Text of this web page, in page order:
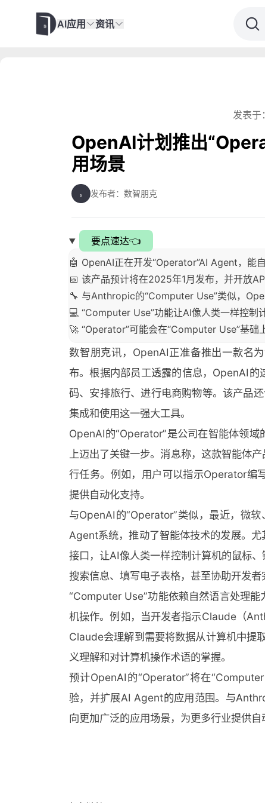
AI应用 资讯
发表于
OpenAI计划推出
用场景
发布者：数智朋克
要点速达👈
🤖 OpenAI正在开发“Operator”AI Agent，能
📅 该产品预计将在2025年1月发布，并开放
🔧 与Anthropic的“Computer Use”类似，
💻 “Computer Use”功能让AI像人类一样控制
🚀 “Operator”可能会在“Computer Use”基础
数智朋克讯，OpenAI正准备推出一款名
布。根据内部员工透露的信息，OpenAI
码、安排旅行、进行电商购物等。该产品
集成和使用这一强大工具。
OpenAI的“Operator”是公司在智能体领
上迈出了关键一步。消息称，这款智能体
行任务。例如，用户可以指示Operator编
提供自动化支持。
与OpenAI的“Operator”类似，最近，微
Agent系统，推动了智能体技术的发展。
接口，让AI像人类一样控制计算机的鼠标
搜索信息、填写电子表格，甚至协助开发者
“Computer Use”功能依赖自然语言处理
机操作。例如，当开发者指示Claude（
Claude会理解到需要将数据从计算机中提
义理解和对计算机操作术语的掌握。
预计OpenAI的“Operator”将在
验，并扩展AI Agent的应用范围。与
向更加广泛的应用场景，为更多行业提供自